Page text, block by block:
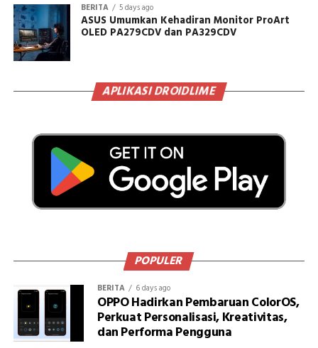
BERITA 5 days ago
ASUS Umumkan Kehadiran Monitor ProArt
OLED PA279CDV dan PA329CDV
APLIKASI DROIDLIME
POPULER
BERITA 6 days ago
OPPO Hadirkan Pembaruan ColorOS,
Perkuat Personalisasi, Kreativitas,
dan Performa Pengguna